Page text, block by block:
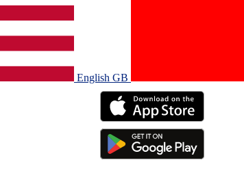
English GB‎